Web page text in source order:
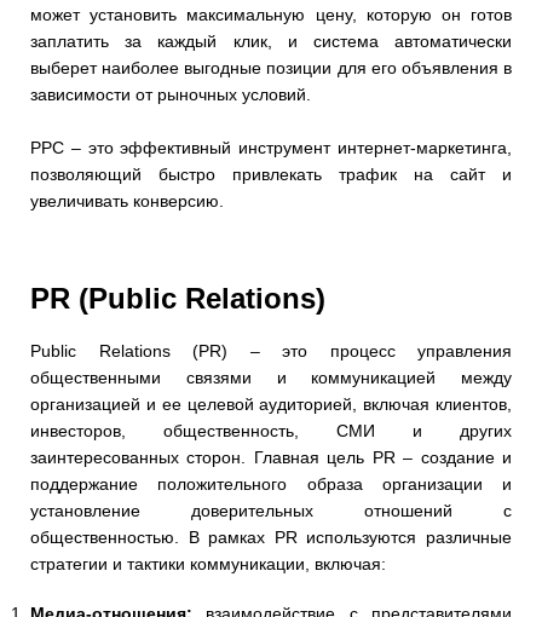
может установить максимальную цену, которую он готов
заплатить за каждый клик, и система автоматически
выберет наиболее выгодные позиции для его объявления в
зависимости от рыночных условий.
PPC – это эффективный инструмент интернет-маркетинга,
позволяющий быстро привлекать трафик на сайт и
увеличивать конверсию.
PR (Public Relations)
Public Relations (PR) – это процесс управления
общественными связями и коммуникацией между
организацией и ее целевой аудиторией, включая клиентов,
инвесторов, общественность, СМИ и других
заинтересованных сторон. Главная цель PR – создание и
поддержание положительного образа организации и
установление доверительных отношений с
общественностью. В рамках PR используются различные
стратегии и тактики коммуникации, включая: